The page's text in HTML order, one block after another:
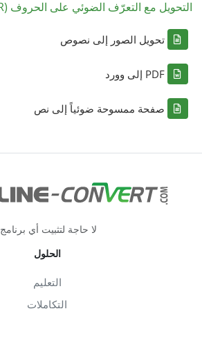
التحويل مع التعرّف الضوئي على الحروف (OCR)
تحويل الصور إلى نصوص
PDF إلى وورد
صفحة ممسوحة ضوئياً إلى نص
لا حاجة لتثبيت أي برنامج.
الحلول
التعليم
التكاملات